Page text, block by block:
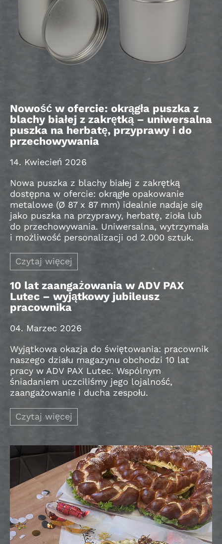
Nowość w ofercie: okrągła puszka z
blachy białej z zakrętką – uniwersalna
puszka na herbatę, przyprawy i do
przechowywania
14. Kwiecień 2026
Nowa puszka z blachy białej z zakrętką
dostępna w ofercie: okrągłe opakowanie
metalowe (Ø 87 x 87 mm) idealnie nadaje się
jako puszka na przyprawy, herbatę, zioła lub
do przechowywania. Uniwersalna, wytrzymała
i możliwość personalizacji od 2.000 sztuk.
Czytaj więcej
10 lat zaangażowania w ADV PAX
Lutec – wyjątkowy jubileusz
pracownika
04. Marzec 2026
Wyjątkowa okazja do świętowania: pracownik
naszego działu magazynu obchodzi 10 lat
pracy w ADV PAX Lutec. Wspólnym
śniadaniem uczciliśmy jego lojalność,
zaangażowanie i ducha zespołu.
Czytaj więcej